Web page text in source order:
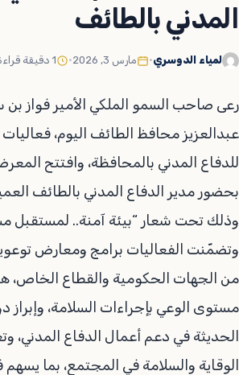
المدني بالطائف
لمياء الدوسري• مارس 3, 2026 • 1 دقيقة قراءة
رعى صاحب السمو الملكي الأمير فواز
عبدالعزيز محافظ الطائف اليوم، فعاليات
للدفاع المدني بالمحافظة، وافتتح
بحضور مدير الدفاع المدني بالطائف
وذلك تحت شعار “بيئة آمنة.. لمستقبل
وتضمّنت الفعاليات برامج ومعارض
من الجهات الحكومية والقطاع الخاص،
مستوى الوعي بإجراءات السلامة، وإبراز
الحديثة في دعم أعمال الدفاع المدني،
الوقاية والسلامة في المجتمع، بما يسهم